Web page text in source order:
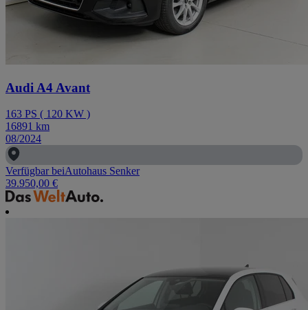
Audi A4 Avant
163 PS ( 120 KW )
16891 km
08/2024
Verfügbar beiAutohaus Senker
39.950,00 €